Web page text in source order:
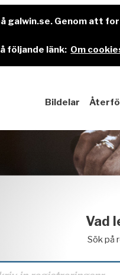
galwin.se. Genom att
följande länk: Om
Bildelar
Vad
Sök på